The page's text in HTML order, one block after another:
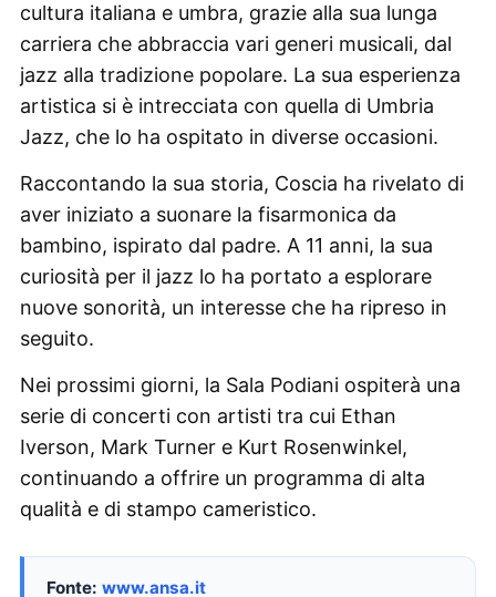
cultura italiana e umbra, grazie alla sua lunga
carriera che abbraccia vari generi musicali, dal
jazz alla tradizione popolare. La sua esperienza
artistica si è intrecciata con quella di Umbria
Jazz, che lo ha ospitato in diverse occasioni.
Raccontando la sua storia, Coscia ha rivelato di
aver iniziato a suonare la fisarmonica da
bambino, ispirato dal padre. A 11 anni, la sua
curiosità per il jazz lo ha portato a esplorare
nuove sonorità, un interesse che ha ripreso in
seguito.
Nei prossimi giorni, la Sala Podiani ospiterà una
serie di concerti con artisti tra cui Ethan
Iverson, Mark Turner e Kurt Rosenwinkel,
continuando a offrire un programma di alta
qualità e di stampo cameristico.
Fonte: www.ansa.it